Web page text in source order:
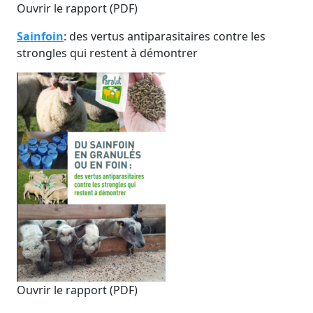
Ouvrir le rapport (PDF)
Sainfoin: des vertus antiparasitaires contre les
strongles qui restent à démontrer
Ouvrir le rapport (PDF)